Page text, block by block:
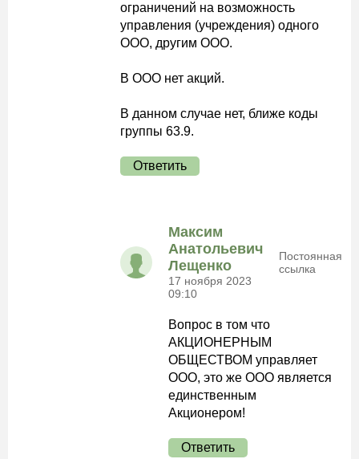
ограничений на возможность
управления (учреждения) одного
ООО, другим ООО.
В ООО нет акций.
В данном случае нет, ближе коды
группы 63.9.
Ответить
Максим
Анатольевич
Лещенко
17 ноября 2023
09:10
Постоянная
ссылка
Вопрос в том что
АКЦИОНЕРНЫМ
ОБЩЕСТВОМ управляет
ООО, это же ООО является
единственным
Акционером!
Ответить